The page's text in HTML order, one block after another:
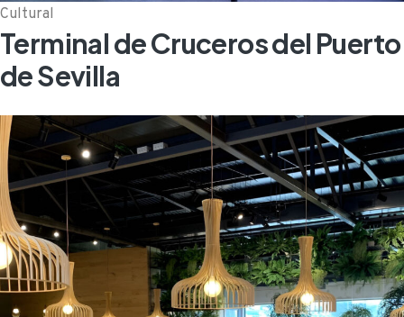
Cultural
Terminal de Cruceros del Puerto
de Sevilla